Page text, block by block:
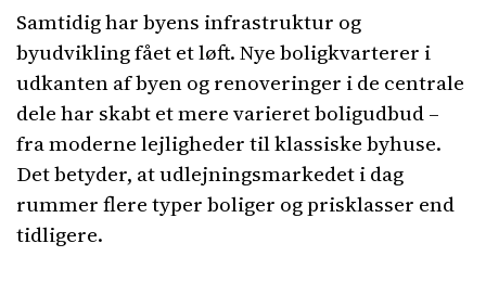
Samtidig har byens infrastruktur og
byudvikling fået et løft. Nye boligkvarterer i
udkanten af byen og renoveringer i de centrale
dele har skabt et mere varieret boligudbud –
fra moderne lejligheder til klassiske byhuse.
Det betyder, at udlejningsmarkedet i dag
rummer flere typer boliger og prisklasser end
tidligere.